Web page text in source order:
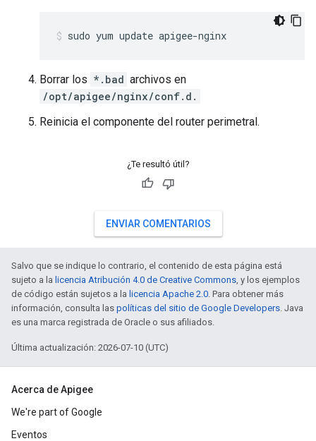
sudo yum update apigee-nginx
Borrar los *.bad archivos en
/opt/apigee/nginx/conf.d.
Reinicia el componente del router perimetral.
¿Te resultó útil?
ENVIAR COMENTARIOS
Salvo que se indique lo contrario, el contenido de esta página está
sujeto a la licencia Atribución 4.0 de Creative Commons, y los ejemplos
de código están sujetos a la licencia Apache 2.0. Para obtener más
información, consulta las políticas del sitio de Google Developers. Java
es una marca registrada de Oracle o sus afiliados.
Última actualización: 2026-07-10 (UTC)
Acerca de Apigee
We're part of Google
Eventos